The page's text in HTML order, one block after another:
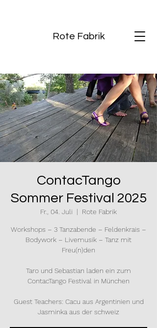
Rote Fabrik
ContacTango
Sommer Festival 2025
Fr., 04. Juli
  |
Rote Fabrik
Workshops – 3 Tanzabende – Feldenkrais –
Bodywork – Livemusik – Tanz mit
Freu(n)den
Taro und Sebastian laden ein zum
ContacTango Festival in München
Guest Teachers: Cacu aus Argentinien und
Jasminka aus der schweiz